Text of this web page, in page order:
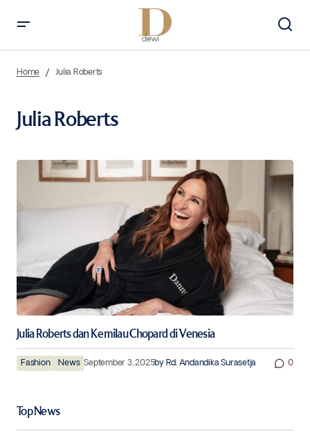
Home Julia Roberts
Julia Roberts
Julia Roberts dan Kemilau Chopard di Venesia
Fashion News September 3, 2025by Rd. Andandika Surasetja 0
Top News